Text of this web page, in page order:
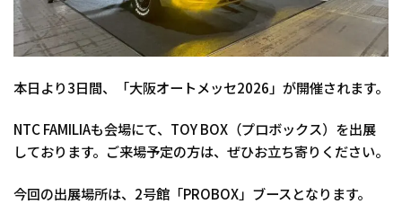
本日より3日間、「大阪オートメッセ2026」が開催されます。
NTC FAMILIAも会場にて、TOY BOX（プロボックス）を出展
しております。ご来場予定の方は、ぜひお立ち寄りください。
今回の出展場所は、2号館「PROBOX」ブースとなります。